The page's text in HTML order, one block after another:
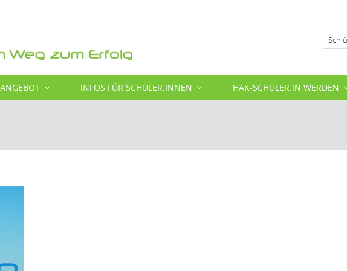
Suche
INFOS FÜR SCHÜLER:INNEN HAK-SCHÜLER:IN WERDEN